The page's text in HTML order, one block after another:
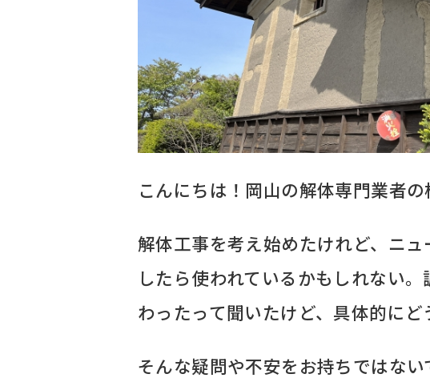
こんにちは！岡山の解体専門業者の
解体工事を考え始めたけれど、ニ
したら使われているかもしれない
わったって聞いたけど、具体的にど
そんな疑問や不安をお持ちではな